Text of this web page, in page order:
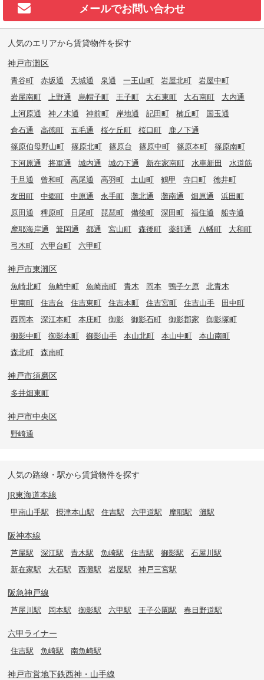
メールでお問い合わせ
人気のエリアから賃貸物件を探す
神戸市灘区
青谷町 赤坂通 天城通 泉通 一王山町 岩屋北町
岩屋中町
岩屋南町
上野通 烏帽子町 王子町 大石東町 大石南町
大内通
上河原通
神ノ木通 神前町 岸地通 記田町 楠丘町
国玉通
倉石通
高徳町 五毛通 桜ケ丘町 桜口町
鹿ノ下通
篠原伯母野山町
篠原北町 篠原台 篠原中町 篠原本町
篠原南町
下河原通
将軍通 城内通 城の下通 新在家南町 水車新田
水道筋
千旦通
曾和町 高尾通 高羽町 土山町 鶴甲 寺口町
徳井町
友田町
中郷町 中原通 永手町 灘北通 灘南通 畑原通
浜田町
原田通
稗原町 日尾町 琵琶町 備後町 深田町 福住通
船寺通
摩耶海岸通
箕岡通 都通 宮山町 森後町 薬師通 八幡町
大和町
弓木町
六甲台町 六甲町
神戸市東灘区
魚崎北町 魚崎中町 魚崎南町 青木 岡本 鴨子ケ原
北青木
甲南町
住吉台 住吉東町 住吉本町 住吉宮町 住吉山手
田中町
西岡本
深江本町 本庄町 御影 御影石町 御影郡家
御影塚町
御影中町
御影本町 御影山手 本山北町 本山中町
本山南町
森北町
森南町
神戸市須磨区
多井畑東町
神戸市中央区
野崎通
人気の路線・駅から賃貸物件を探す
JR東海道本線
甲南山手駅 摂津本山駅 住吉駅 六甲道駅 摩耶駅 灘駅
阪神本線
芦屋駅 深江駅 青木駅 魚崎駅 住吉駅 御影駅
石屋川駅
新在家駅
大石駅 西灘駅 岩屋駅 神戸三宮駅
阪急神戸線
芦屋川駅 岡本駅 御影駅 六甲駅 王子公園駅 春日野道駅
六甲ライナー
住吉駅 魚崎駅 南魚崎駅
神戸市営地下鉄西神・山手線